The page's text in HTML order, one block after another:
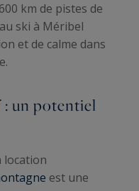
km de pistes de
ski à Méribel
et de calme dans
un potentiel
location
est une